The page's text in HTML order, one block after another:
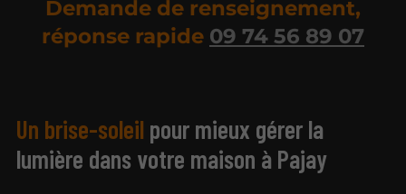
Demande de renseignement,
réponse rapide 09 74 56 89 07
Un brise-soleil pour mieux gérer la
lumière dans votre maison à Pajay